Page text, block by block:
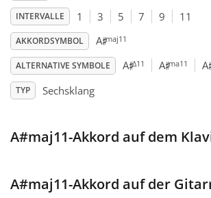
Français
한국어
INTERVALLE 1 3 5 7 9 11
AKKORDSYMBOL A♯maj11
ALTERNATIVE SYMBOLE A♯Δ11 A♯ma11 A♯
TYP Sechsklang
A#maj11-Akkord auf dem
A#maj11-Akkord auf der